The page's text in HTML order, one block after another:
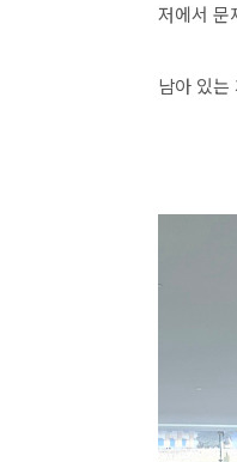
저에서 문
남아 있는